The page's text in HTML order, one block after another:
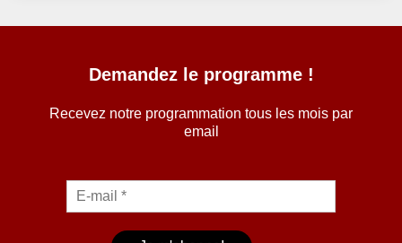
Demandez le programme !
Recevez notre programmation tous les mois par
email